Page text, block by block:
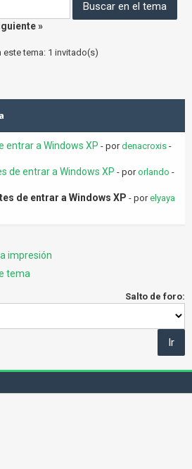
»
tema: 1 invitado(s)
entrar a Windows XP - pordenacroxis -
de entrar a Windows XP - pororlando -
de entrar a Windows XP - porelyaya
impresión
tema
Salto de foro: